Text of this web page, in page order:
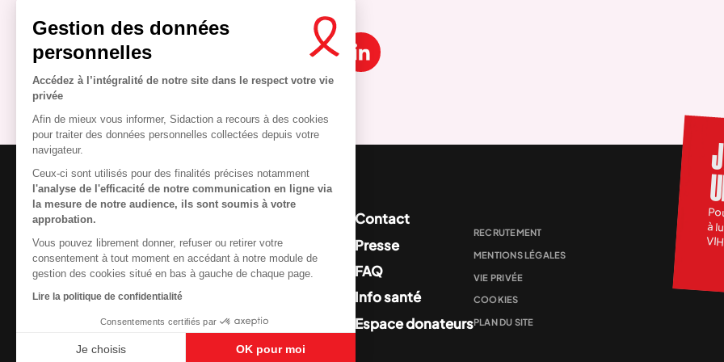
Gestion des données
personnelles
Accédez à l’intégralité de notre site dans le respect votre vie
privée
Afin de mieux vous informer, Sidaction a recours à des cookies
pour traiter des données personnelles collectées depuis votre
navigateur.
Ceux-ci sont utilisés pour des finalités précises notamment
l'analyse de l'efficacité de notre communication en ligne via
la mesure de notre audience, ils sont soumis à votre
approbation.
Vous pouvez librement donner, refuser ou retirer votre
consentement à tout moment en accédant à notre module de
gestion des cookies situé en bas à gauche de chaque page.
Lire la politique de confidentialité
Consentements certifiés par
Je choisis OK pour moi
Contact
Presse
FAQ
Info santé
Espace donateurs
RECRUTEMENT
MENTIONS LÉGALES
VIE PRIVÉE
COOKIES
PLAN DU SITE
à
VIH